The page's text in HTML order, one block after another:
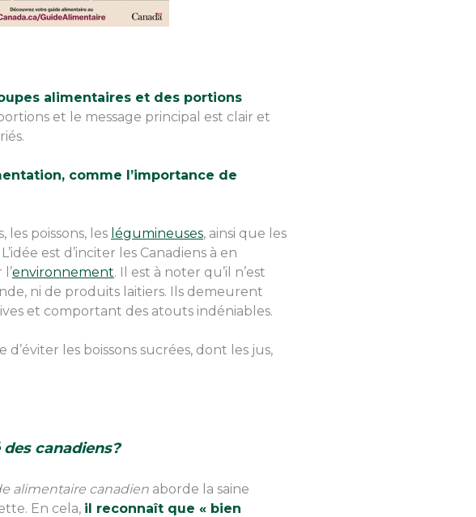
alimentaires et des portions
et le message principal est clair et
comme l’importance de
poissons, les légumineuses, ainsi que les
L’idée est d’inciter les Canadiens à en
environnement. Il est à noter qu’il n’est
ni de produits laitiers. Ils demeurent
et comportant des atouts indéniables.
les boissons sucrées, dont les jus,
canadiens?
alimentaire canadien aborde la saine
En cela, il reconnaît que « bien